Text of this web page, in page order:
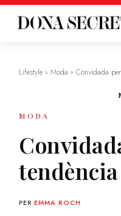
Lifestyle Moda Convidada
MODA
PER EMMA ROCH